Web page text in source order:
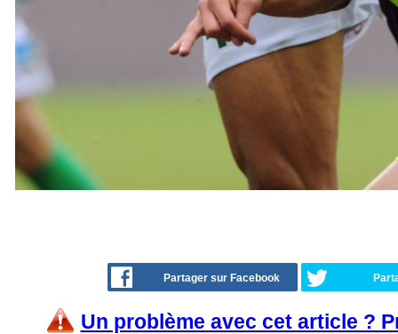
Partager sur Facebook
Un problème avec cet article ?